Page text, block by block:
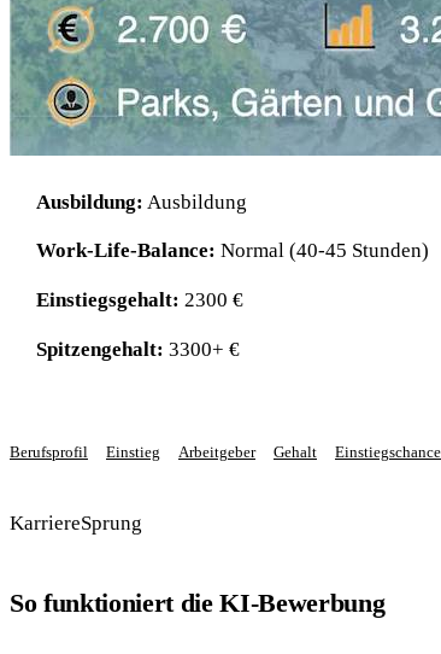
Ausbildung: Ausbildung
Work-Life-Balance: Normal (40-45 Stunden)
Einstiegsgehalt: 2300 €
Spitzengehalt: 3300+ €
Berufsprofil Einstieg Arbeitgeber Gehalt
KarriereSprung
So funktioniert die KI-Bewerbung